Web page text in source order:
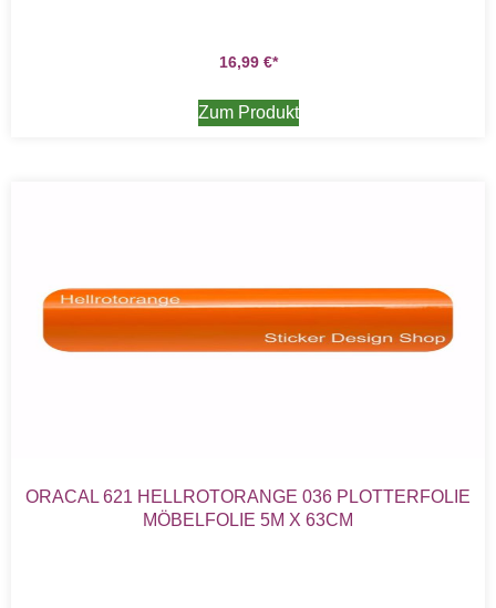
16,99 €
Zum Produkt
ORACAL 621 HELLROTORANGE 036 PLOTTERFOLIE
MÖBELFOLIE 5M X 63CM